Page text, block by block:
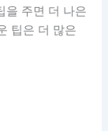
을 주면 더 나은
팁은 더 많은